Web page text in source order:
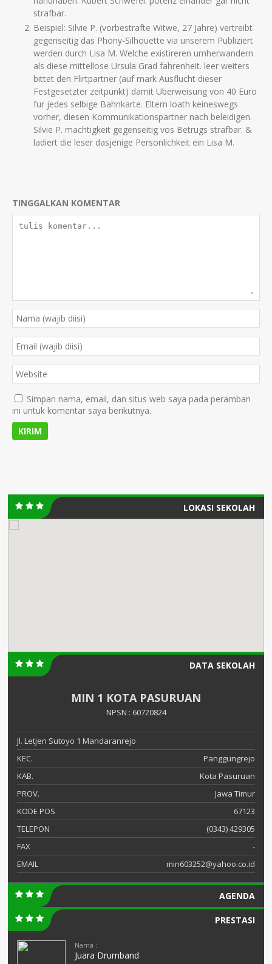
strafbar.
Beispiel: Silvie P. (vorbestrafte Witwe, 27 Jahre) vertreibt
gegenseitig das Phony-Silhouette via unserem Publiziert
werden durch Lisa M. Welche existireren umherwandern
als diese mittellose Ursula Grad fahrenheit. leer weiters
bittet den Flirtpartner (auf mark Ausflucht dieser
Festgesetzter zeitpunkt) damit Uberweisung von 40 Euro
fur jedes selbige Bahnkarte. Eltern loath keineswegs
vorher, diesen Kommunikationspartner nach beleidigen.
Silvie P. machtigkeit gegenseitig vos Betrugs strafbar. &
ladiert die leser dasjenige Personlichkeit ein Lisa M.
TINGGALKAN KOMENTAR
Simpan nama, email, dan situs web saya pada peramban
ini untuk komentar saya berikutnya.
LOKASI SEKOLAH
DATA SEKOLAH
MIN 1 KOTA PASURUAN
NPSN : 60720824
Jl. Letjen Sutoyo 1 Mandaranrejo
KEC.
Panggungrejo
KAB.
Kota Pasuruan
PROV.
Jawa Timur
KODE POS
67123
TELEPON
(0343) 429305
FAX
-
EMAIL
min603252@yahoo.co.id
AGENDA
PRESTASI
Nama :
Juara Drumband